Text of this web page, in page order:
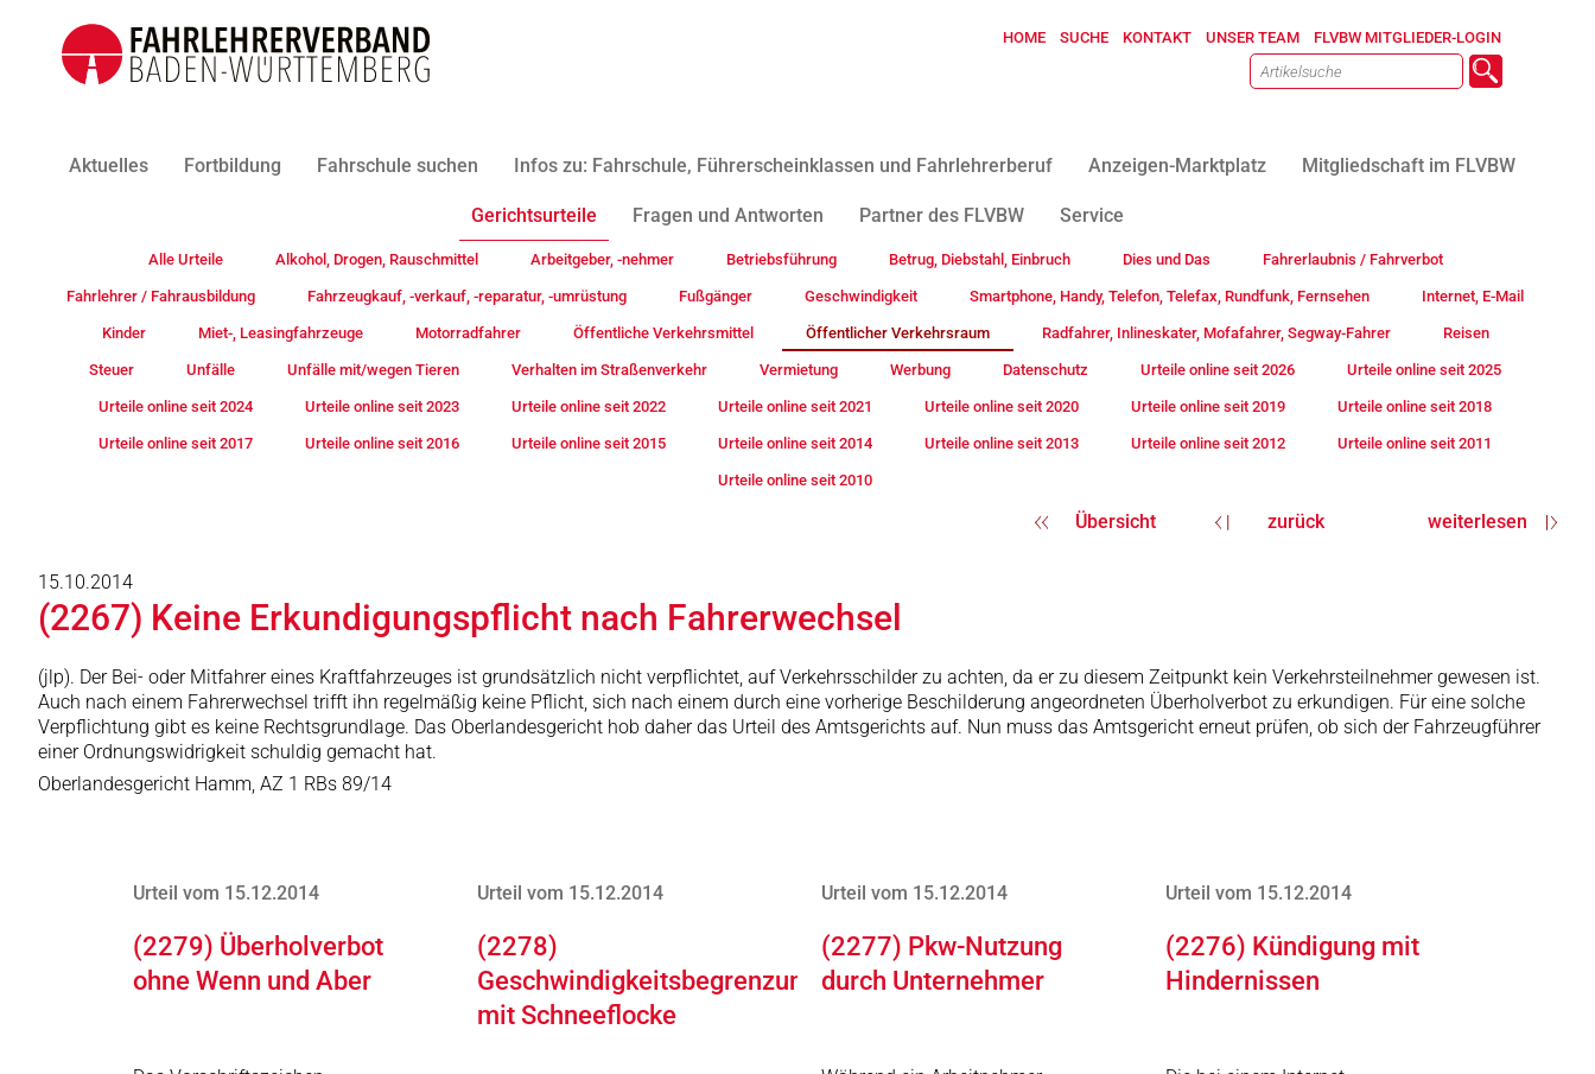
HOME SUCHE KONTAKT UNSER TEAM FLVBW MITGLIEDER-LOGIN
Aktuelles Fortbildung Fahrschule suchen Infos zu: Fahrschule, Führerscheinklassen und Fahrlehrerberuf Anzeigen-Marktplatz Mitgliedschaft im FLVBW
Gerichtsurteile Fragen und Antworten Partner des FLVBW Service
Alle Urteile Alkohol, Drogen, Rauschmittel Arbeitgeber, -nehmer Betriebsführung Betrug, Diebstahl, Einbruch Dies und Das Fahrerlaubnis / Fahrverbot
Fahrlehrer / Fahrausbildung Fahrzeugkauf, -verkauf, -reparatur, -umrüstung Fußgänger Geschwindigkeit Smartphone, Handy, Telefon, Telefax, Rundfunk, Fernsehen Internet, E-Mail
Kinder Miet-, Leasingfahrzeuge Motorradfahrer Öffentliche Verkehrsmittel Öffentlicher Verkehrsraum Radfahrer, Inlineskater, Mofafahrer, Segway-Fahrer Reisen
Steuer Unfälle Unfälle mit/wegen Tieren Verhalten im Straßenverkehr Vermietung Werbung Datenschutz Urteile online seit 2026 Urteile online seit 2025
Urteile online seit 2024 Urteile online seit 2023 Urteile online seit 2022 Urteile online seit 2021 Urteile online seit 2020 Urteile online seit 2019 Urteile online seit 2018
Urteile online seit 2017 Urteile online seit 2016 Urteile online seit 2015 Urteile online seit 2014 Urteile online seit 2013 Urteile online seit 2012 Urteile online seit 2011
Urteile online seit 2010
Übersicht zurück weiterlesen
15.10.2014
(2267) Keine Erkundigungspflicht nach Fahrerwechsel
(jlp). Der Bei- oder Mitfahrer eines Kraftfahrzeuges ist grundsätzlich nicht verpflichtet, auf Verkehrsschilder zu achten, da er zu diesem Zeitpunkt kein Verkehrsteilnehmer gewesen ist.
Auch nach einem Fahrerwechsel trifft ihn regelmäßig keine Pflicht, sich nach einem durch eine vorherige Beschilderung angeordneten Überholverbot zu erkundigen. Für eine solche
Verpflichtung gibt es keine Rechtsgrundlage. Das Oberlandesgericht hob daher das Urteil des Amtsgerichts auf. Nun muss das Amtsgericht erneut prüfen, ob sich der Fahrzeugführer
einer Ordnungswidrigkeit schuldig gemacht hat.
Oberlandesgericht Hamm, AZ 1 RBs 89/14
Urteil vom 15.12.2014
(2279) Überholverbot
ohne Wenn und Aber
Urteil vom 15.12.2014
(2278)
Geschwindigkeitsbegrenzung
mit Schneeflocke
Urteil vom 15.12.2014
(2277) Pkw-Nutzung
durch Unternehmer
Urteil vom 15.12.2014
(2276) Kündigung mit
Hindernissen